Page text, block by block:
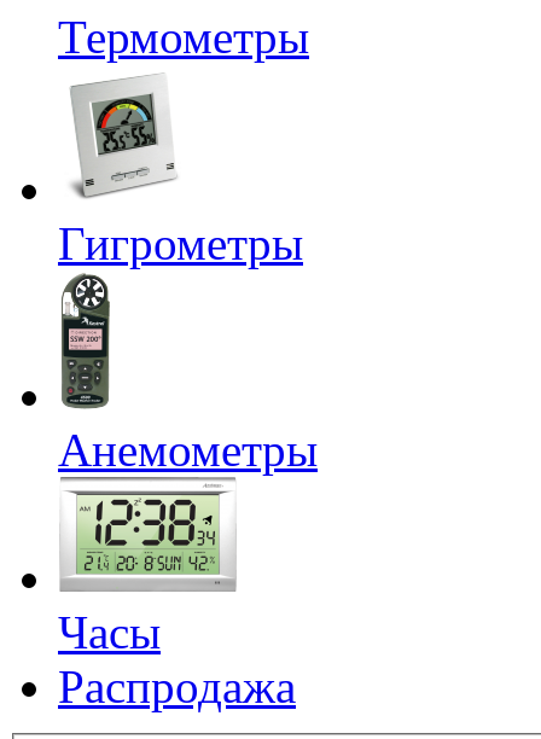
Термометры
Гигрометры
Анемометры
Часы
Распродажа